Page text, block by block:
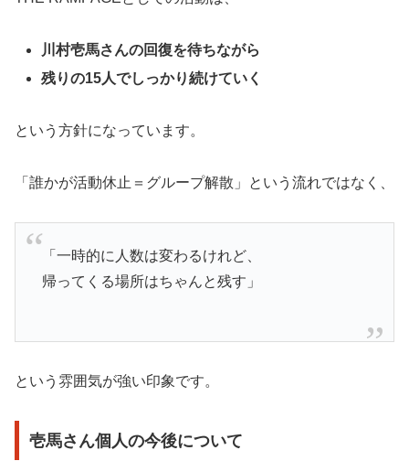
川村壱馬さんの回復を待ちながら
残りの15人でしっかり続けていく
という方針になっています。
「誰かが活動休止＝グループ解散」という流れではなく、
「一時的に人数は変わるけれど、
帰ってくる場所はちゃんと残す」
という雰囲気が強い印象です。
壱馬さん個人の今後について